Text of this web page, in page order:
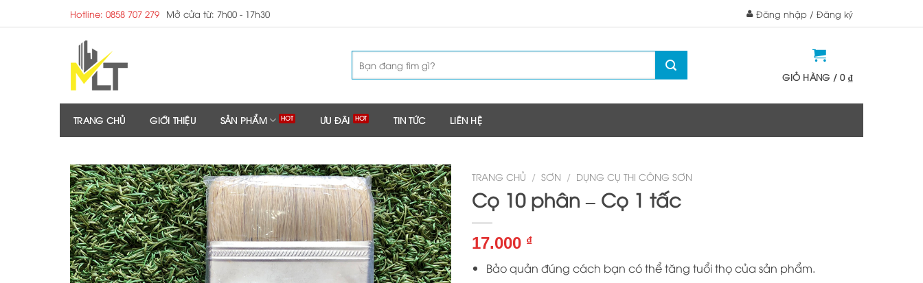
to
Hotline: 0858 707 279 Mở cửa từ: 7h00 - 17h30 Đăng nhập / Đăng ký
kiếm:
GIỎ HÀNG /0 ₫
TRANG CHỦ GIỚI THIỆU SẢN PHẨM ƯU ĐÃI TIN TỨC LIÊN HỆ
TRANG CHỦ / SƠN / DỤNG CỤ THI CÔNG SƠN
Cọ 10 phân – Cọ 1 tấc
17.000 ₫
Bảo quản đúng cách bạn có thể tăng tuổi thọ của sản phẩm.